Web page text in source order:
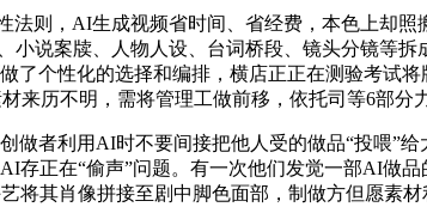
则，AI生成视频省时间、省经费，本色上却照
说案牍、人物人设、台词桥段、镜头分镜等
个性化的选择和编排，横店正正在测验考试
来历不明，需将管理工做前移，依托司等6部分
者利用AI时不要间接把他人受的做品“投喂”给
正在“偷声”问题。有一次他们发觉一部AI做
其肖像拼接至剧中脚色面部，制做方但愿素